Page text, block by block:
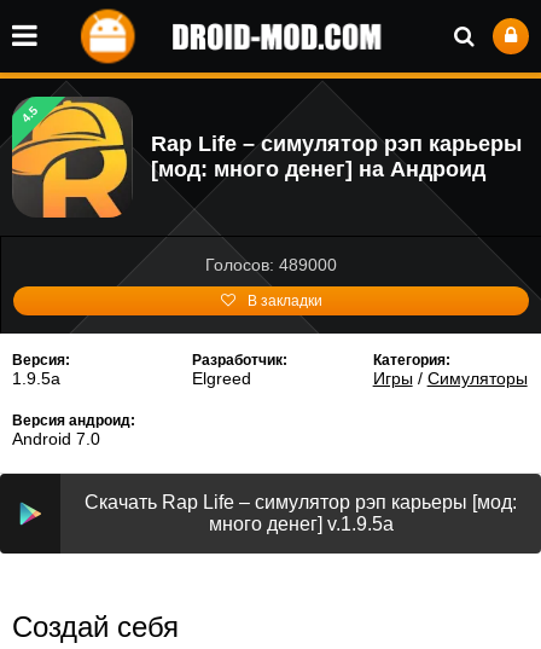
4.5
Rap Life – симулятор рэп карьеры
[мод: много денег] на Андроид
Голосов: 489000
В закладки
Версия:
1.9.5a
Разработчик:
Elgreed
Категория:
Игры/ Симуляторы
Версия андроид:
Android 7.0
Скачать Rap Life – симулятор рэп карьеры [мод:
много денег] v.1.9.5a
Создай себя